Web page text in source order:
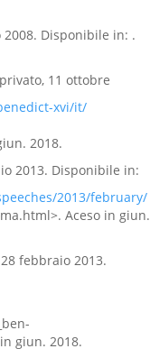
2008. Disponibile in: .
11 ottobre
xvi/it/
2018.
2013. Disponibile in:
2013/february/
Aceso in giun.
28 febbraio 2013.
giun. 2018.